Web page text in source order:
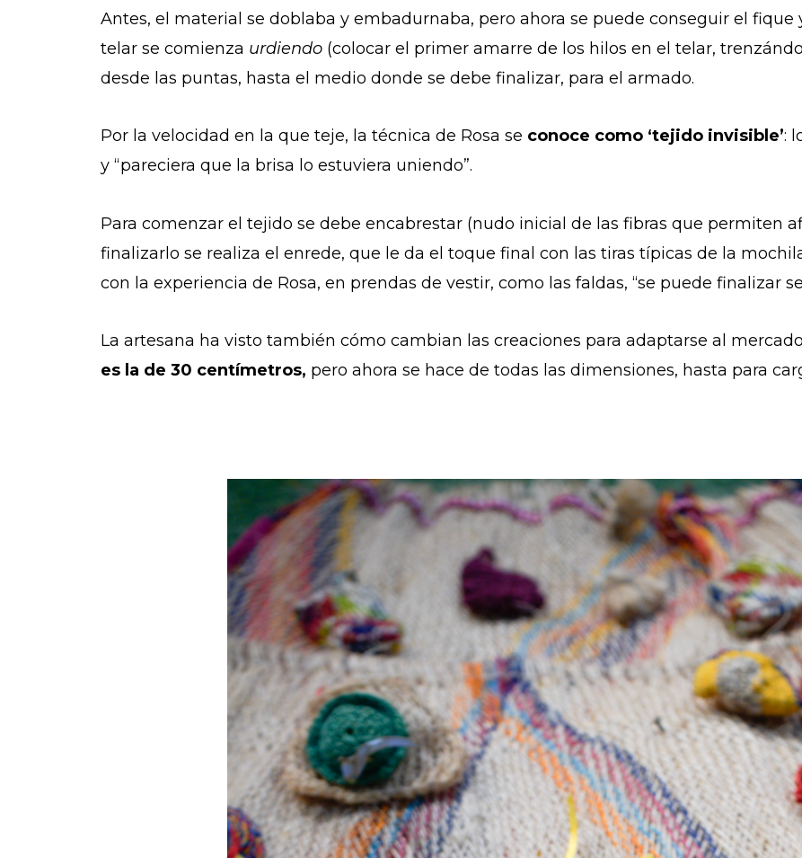
Antes, el material se doblaba y embadurnaba, pero ahora se puede conseguir el
telar se comienza urdiendo (colocar el primer amarre de los hilos en el telar,
desde las puntas, hasta el medio donde se debe finalizar, para el armado.
Por la velocidad en la que teje, la técnica de Rosa se conoce como ‘tejido invisible’:
y “pareciera que la brisa lo estuviera uniendo”.
Para comenzar el tejido se debe encabrestar (nudo inicial de las fibras que permiten
finalizarlo se realiza el enrede, que le da el toque final con las tiras típicas de la
con la experiencia de Rosa, en prendas de vestir, como las faldas, “se puede finalizar
La artesana ha visto también cómo cambian las creaciones para adaptarse al
es la de 30 centímetros, pero ahora se hace de todas las dimensiones, hasta para